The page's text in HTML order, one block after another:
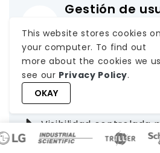
Gestión de
control de
en roles
Permisos de módulo
controlados por ACL
usuario.
Visibilidad controlada
confidenciales como
This website stores cookies on
your computer. To find out
more about the cookies we
see our Privacy Policy.
OKAY